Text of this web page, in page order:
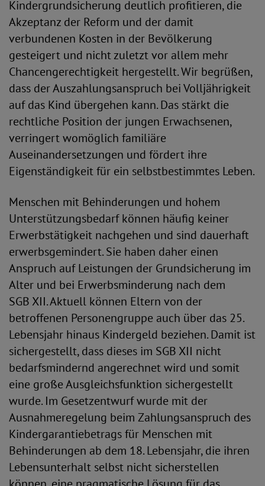
Kindergrundsicherung deutlich profitieren, die
Akzeptanz der Reform und der damit
verbundenen Kosten in der Bevölkerung
gesteigert und nicht zuletzt vor allem mehr
Chancengerechtigkeit hergestellt. Wir begrüßen,
dass der Auszahlungsanspruch bei Volljährigkeit
auf das Kind übergehen kann. Das stärkt die
rechtliche Position der jungen Erwachsenen,
verringert womöglich familiäre
Auseinandersetzungen und fördert ihre
Eigenständigkeit für ein selbstbestimmtes Leben.
Menschen mit Behinderungen und hohem
Unterstützungsbedarf können häufig keiner
Erwerbstätigkeit nachgehen und sind dauerhaft
erwerbsgemindert. Sie haben daher einen
Anspruch auf Leistungen der Grundsicherung im
Alter und bei Erwerbsminderung nach dem
SGB XII. Aktuell können Eltern von der
betroffenen Personengruppe auch über das 25.
Lebensjahr hinaus Kindergeld beziehen. Damit ist
sichergestellt, dass dieses im SGB XII nicht
bedarfsmindernd angerechnet wird und somit
eine große Ausgleichsfunktion sichergestellt
wurde. Im Gesetzentwurf wurde mit der
Ausnahmeregelung beim Zahlungsanspruch des
Kindergarantiebetrags für Menschen mit
Behinderungen ab dem 18. Lebensjahr, die ihren
Lebensunterhalt selbst nicht sicherstellen